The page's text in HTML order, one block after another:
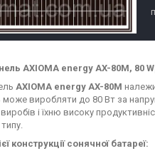
AXIOMA energy AX-80М, 80
AXIOMA energy AX-80М
виробляти до 80 Вт за
виробів і їхню високу
конструкції сонячної батареї: